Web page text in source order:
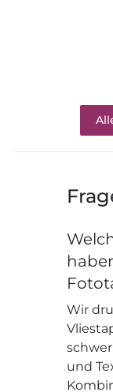
Wir
und